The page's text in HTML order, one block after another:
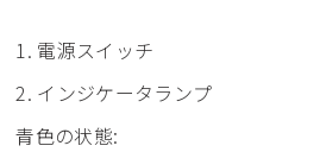
1. 電源スイッチ
2. インジケータランプ
青色の状態: